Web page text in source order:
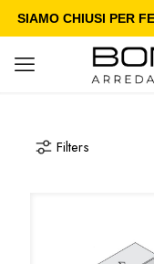
SIAMO CHIUSI PER
Filters